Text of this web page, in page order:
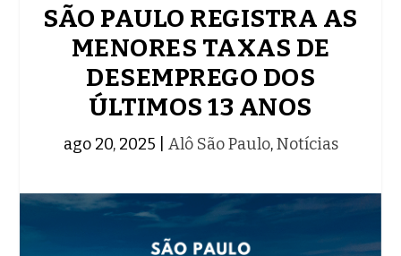
SÃO PAULO REGISTRA AS
MENORES TAXAS DE
DESEMPREGO DOS
ÚLTIMOS 13 ANOS
ago 20, 2025 Alô São Paulo,Notícias